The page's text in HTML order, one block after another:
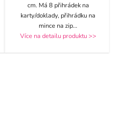
cm. Má 8 přihrádek na
karty/doklady, přihrádku na
mince na zip...
Více na detailu produktu >>